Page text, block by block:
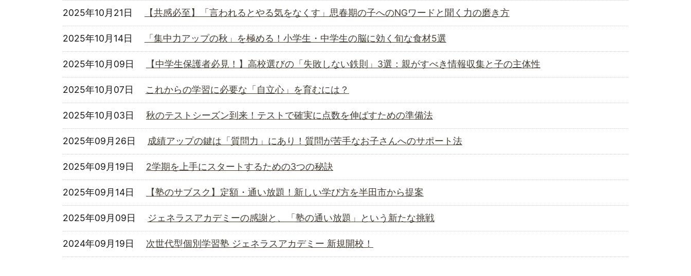
2025年10月21日 【共感必至】「言われるとやる気をなくす」思春期の子へのNGワードと聞く力の磨き方
2025年10月14日 「集中力アップの秋」を極める！小学生・中学生の脳に効く旬な食材5選
2025年10月09日 【中学生保護者必見！】高校選びの「失敗しない鉄則」3選：親がすべき情報収集と子の主体性
2025年10月07日 これからの学習に必要な「自立心」を育むには？
2025年10月03日 秋のテストシーズン到来！テストで確実に点数を伸ばすための準備法
2025年09月26日 成績アップの鍵は「質問力」にあり！質問が苦手なお子さんへのサポート法
2025年09月19日 2学期を上手にスタートするための3つの秘訣
2025年09月14日 【塾のサブスク】定額・通い放題！新しい学び方を半田市から提案
2025年09月09日 ジェネラスアカデミーの感謝と、「塾の通い放題」という新たな挑戦
2024年09月19日 次世代型個別学習塾 ジェネラスアカデミー 新規開校！